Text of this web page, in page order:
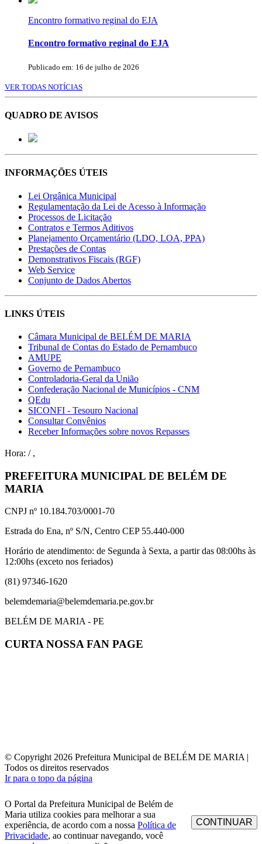
Encontro formativo reginal do EJA
Encontro formativo reginal do EJA
Publicado em: 16 de julho de 2026
VER TODAS NOTÍCIAS
QUADRO DE AVISOS
INFORMAÇÕES ÚTEIS
Lei Orgânica Municipal
Regulamentação da Lei de Acesso à Informação
Processos de Licitação
Contratos e Termos Aditivos
Planejamento Orçamentário (LDO, LOA, PPA)
Prestações de Contas
Demonstrativos Fiscais (RGF)
Web Service
Conjunto de Dados Abertos
LINKS ÚTEIS
Câmara Municipal de BELÉM DE MARIA
Tribunal de Contas do Estado de Pernambuco
AMUPE
Governo de Pernambuco
Controladoria-Geral da União
Confederação Nacional de Municípios - CNM
QEdu
SICONFI - Tesouro Nacional
Consultar Convênios
Receber Informações sobre novos Repasses
Hora: / ,
PREFEITURA MUNICIPAL DE BELÉM DE
MARIA
CNPJ nº 10.184.703/0001-70
Estrada do Ena, nº S/N, Centro CEP 55.440-000
Horário de atendimento: de Segunda à Sexta, a partir das 08:00hs às
12:00hs (exceto nos feriados)
(81) 97346-1620
belemdemaria@belemdemaria.pe.gov.br
BELÉM DE MARIA - PE
CURTA NOSSA FAN PAGE
© Copyright 2026 Prefeitura Municipal de BELÉM DE MARIA |
Todos os direitos reservados
Ir para o topo da página
O Portal da Prefeitura Municipal de Belém de
Maria utiliza cookies para melhorar a sua
experiência, de acordo com a nossa Política de
Privacidade, ao continuar navegando, você
CONTINUAR